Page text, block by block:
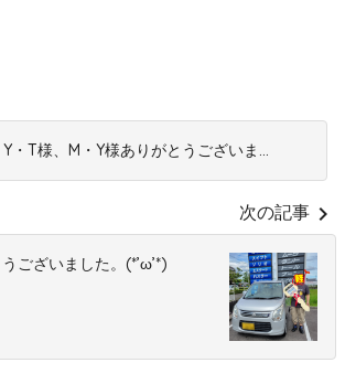
・T様、M・Y様ありがとうございま...
次の記事 chevron_right
ございました。(*’ω’*)